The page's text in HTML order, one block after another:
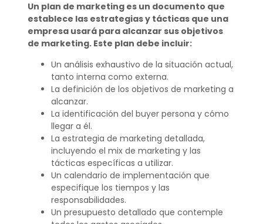
Un plan de marketing es un documento que
establece las estrategias y tácticas que una
empresa usará para alcanzar sus objetivos
de marketing. Este plan debe incluir:
Un análisis exhaustivo de la situación actual,
tanto interna como externa.
La definición de los objetivos de marketing a
alcanzar.
La identificación del buyer persona y cómo
llegar a él.
La estrategia de marketing detallada,
incluyendo el mix de marketing y las
tácticas específicas a utilizar.
Un calendario de implementación que
especifique los tiempos y las
responsabilidades.
Un presupuesto detallado que contemple